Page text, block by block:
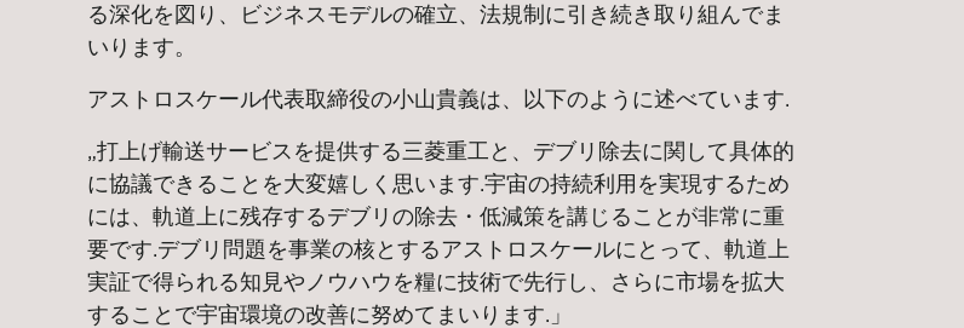
る深化を図り、ビジネスモデルの確立、法規制に引き続き取り組んでま
いります。
アストロスケール代表取締役の小山貴義は、以下のように述べています.
„打上げ輸送サービスを提供する三菱重工と、デブリ除去に関して具体的
に協議できることを大変嬉しく思います.宇宙の持続利用を実現するため
には、軌道上に残存するデブリの除去 ・ 低減策を講じることが非常に重
要です.デブリ問題を事業の核とするアストロスケールにとって、軌道上
実証で得られる知見やノウハウを糧に技術で先行し 、 さらに市場を拡大
することで宇宙環境の改善に努めてまいります. 」